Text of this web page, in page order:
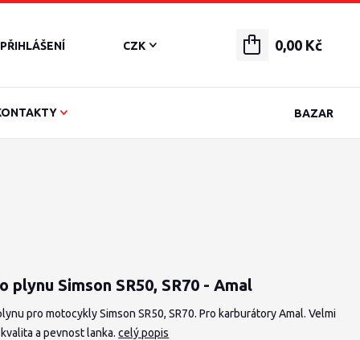
BAZAR
CZK
PŘIHLÁŠENÍ 0,00 Kč
plynu Simson SR50, SR70 - Amal
pro motocykly Simson SR50, SR70. Pro karburátory Amal. Velmi
a pevnost lanka.celý popis